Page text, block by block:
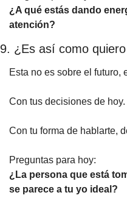
¿A qué estás dando
atención?
9. ¿Es así como
Esta no es sobre el futuro,
Con tus decisiones de hoy.
Con tu forma de hablarte,
Preguntas para hoy:
¿La persona que está
se parece a tu yo ideal?